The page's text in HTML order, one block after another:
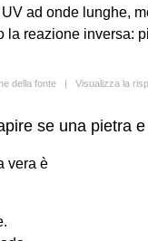
ad onde lunghe,
la reazione inversa:
della fonte | Visualizza la
se una pietra
vera è